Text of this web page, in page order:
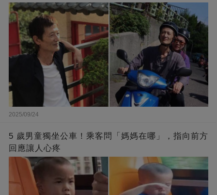
2025/09/24
5 歲男童獨坐公車！乘客問「媽媽在哪」，指向前方
回應讓人心疼